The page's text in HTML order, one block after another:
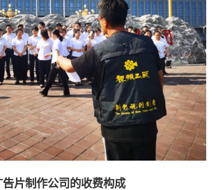
片制作公司的收费构成